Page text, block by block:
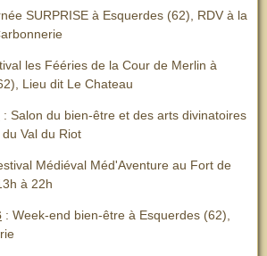
SURPRISE à Esquerdes (62), RDV à la
les Fééries de la Cour de Merlin à
Lieu dit Le Chateau
: Salon du bien-être et des arts divinatoires
Val du Riot
Médiéval Méd'Aventure au Fort de
à 22h
: Week-end bien-être à Esquerdes (62),